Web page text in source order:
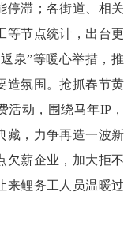
停滞；各街道、相关
等节点统计，出台更
泉”等暖心举措，推
造氛围。抢抓春节黄
活动，围绕马年IP，
藏，力争再造一波新
欠薪企业，加大拒不
来鲤务工人员温暖过